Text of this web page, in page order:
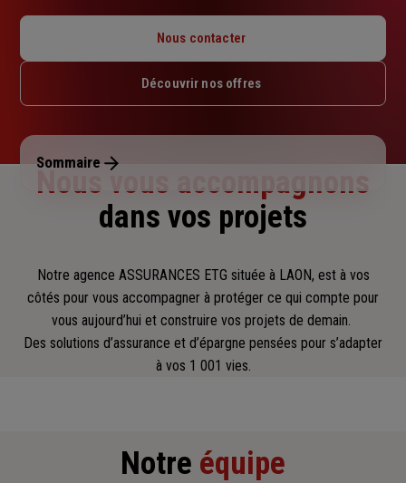
Mardi : 09h – 12h / 14h – 18h
Jeudi : 09h – 12h / 14h – 18h
Dimanche : Fermé
Nous contacter
Découvrir nos offres
Sommaire
Nous vous accompagnons
dans vos projets
Notre agence ASSURANCES ETG située à LAON, est à vos
côtés pour vous accompagner à protéger ce qui compte pour
vous aujourd’hui et construire vos projets de demain.
Des solutions d’assurance et d’épargne pensées pour s’adapter
à vos 1 001 vies.
Notre équipe